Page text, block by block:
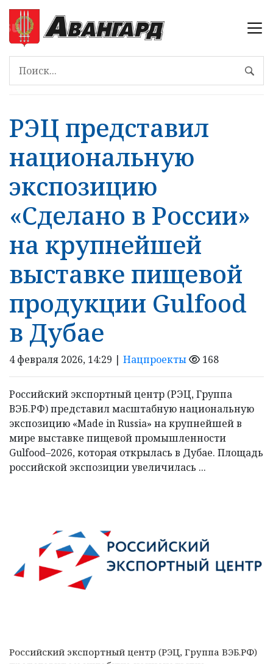
РЭЦ представил
национальную
экспозицию
«Сделано в России»
на крупнейшей
выставке пищевой
продукции Gulfood
в Дубае
4 февраля 2026, 14:29 | Нацпроекты 168
Российский экспортный центр (РЭЦ, Группа
ВЭБ.РФ) представил масштабную национальную
экспозицию «Made in Russia» на крупнейшей в
мире выставке пищевой промышленности
Gulfood–2026, которая открылась в Дубае. Площадь
российской экспозиции увеличилась ...
Российский экспортный центр (РЭЦ, Группа ВЭБ.РФ)